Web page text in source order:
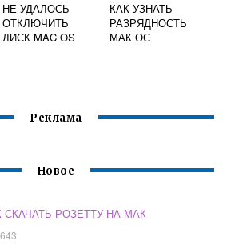
НЕ УДАЛОСЬ
ОТКЛЮЧИТЬ
ДИСК MAC OS
КАК УЗНАТЬ
РАЗРЯДНОСТЬ
МАК ОС
Реклама
Новое
СКАЧАТЬ РОЗЕТТУ НА МАК